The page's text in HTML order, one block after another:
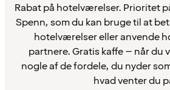
Rabat på hotelværelser. Prioritet
Spenn, som du kan bruge til at
hotelværelser eller anvende
partnere. Gratis kaffe – når du
nogle af de fordele, du nyder
hvad venter du